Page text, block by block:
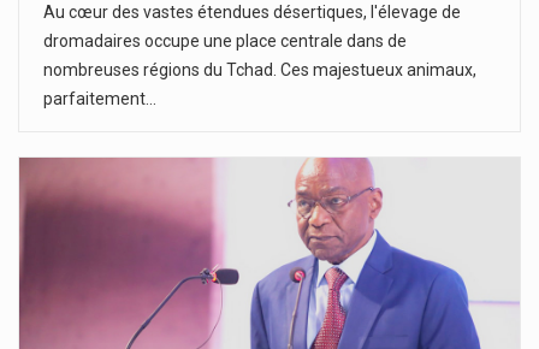
Au cœur des vastes étendues désertiques, l'élevage de
dromadaires occupe une place centrale dans de
nombreuses régions du Tchad. Ces majestueux animaux,
parfaitement…